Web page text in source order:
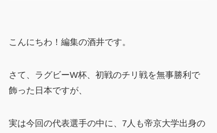
こんにちわ！編集の酒井です。
さて、ラグビーW杯、初戦のチリ戦を無事勝利で
飾った日本ですが、
実は今回の代表選手の中に、7人も帝京大学出身の